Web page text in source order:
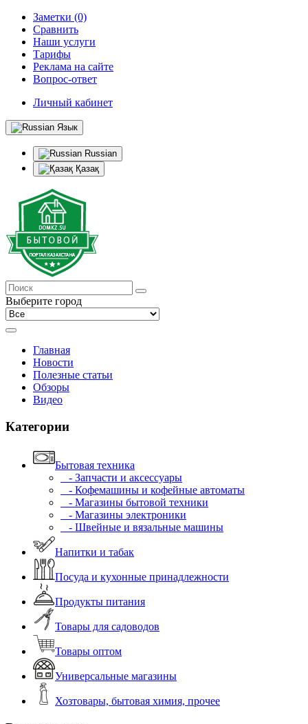
Заметки (0)
Сравнить
Наши услуги
Тарифы
Реклама на сайте
Вопрос-ответ
Личный кабинет
Язык
Russian
Қазақ
Выберите город
Главная
Новости
Полезные статьи
Обзоры
Видео
Категории
Бытовая техника
- Запчасти и аксессуары
- Кофемашины и кофейные автоматы
- Магазины бытовой техники
- Магазины электроники
- Швейные и вязальные машины
Напитки и табак
Посуда и кухонные принадлежности
Продукты питания
Товары для садоводов
Товары оптом
Универсальные магазины
Хозтовары, бытовая химия, прочее